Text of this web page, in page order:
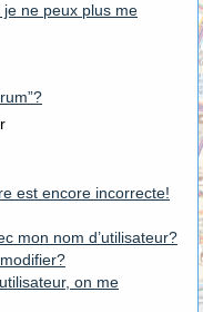
ne peux plus me
est encore incorrecte!
mon nom d’utilisateur?
on me